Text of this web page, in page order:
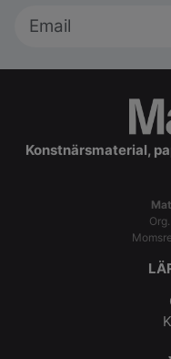
Konstnärsmaterial,